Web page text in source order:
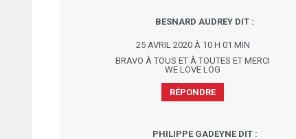
BESNARD AUDREY DIT :
25 AVRIL 2020 À 10 H 01 MIN
BRAVO À TOUS ET À TOUTES ET MERCI
WE LOVE LOG
RÉPONDRE
PHILIPPE GADEYNE DIT :